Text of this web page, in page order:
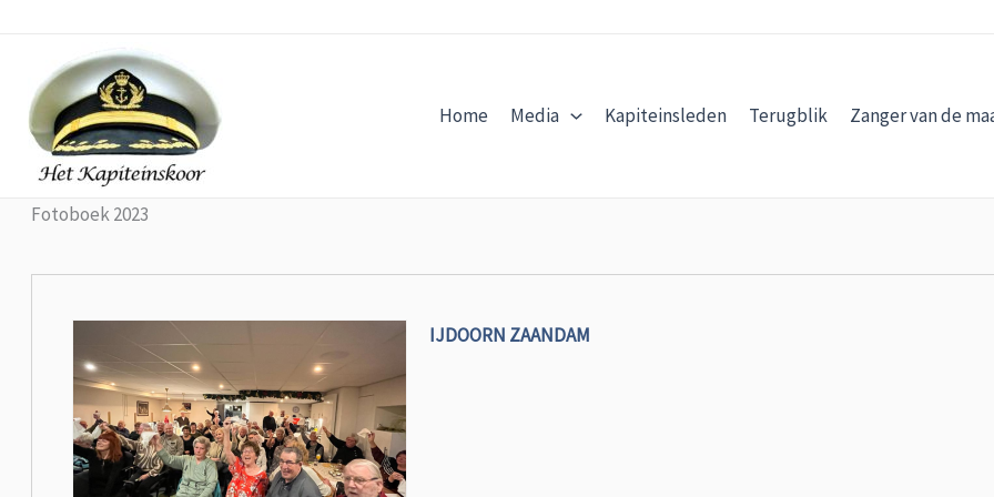
inhoud
Home Media Kapiteinsleden Terugblik Zanger van de
Fotoboek 2023
IJDOORN ZAANDAM